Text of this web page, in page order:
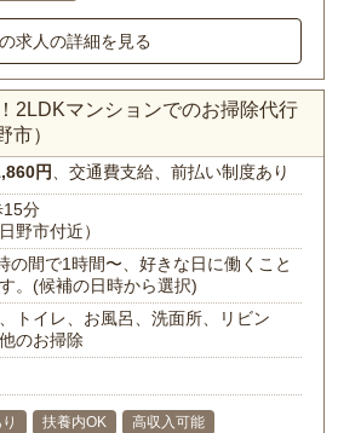
求人の詳細を見る
2LDKマンションでのお掃除代行
市）
円、交通費支給、前払い制度あり
15分
野市付近）
の間で1時間〜、好きな日に働くこと
。(候補の日時から選択)
トイレ、お風呂、洗面所、リビン
のお掃除
扶養内OK
高収入可能